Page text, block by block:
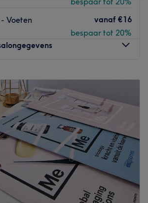
Voeten
vanaf €16
bespaar tot 20%
Gesloten
09:30–18:30
09:30
10:00 –18:30
12:00 18:30
Beauty & Skincare in Gent kan jij
behandelingen. Je bent hier meer
Make Up behandelingen of